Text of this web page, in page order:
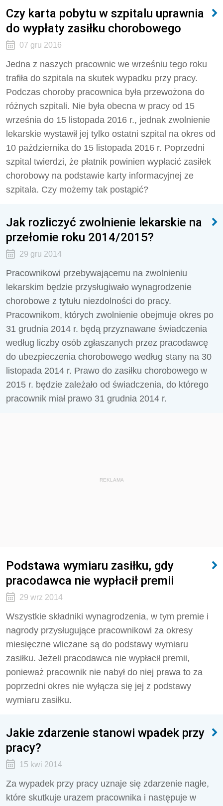
Czy karta pobytu w szpitalu uprawnia
do wypłaty zasiłku chorobowego
07 gru 2016
Jedna z naszych pracownic we wrześniu tego roku
trafiła do szpitala na skutek wypadku przy pracy.
Podczas choroby pracownica była przewożona do
różnych szpitali. Nie była obecna w pracy od 15
września do 15 listopada 2016 r., jednak zwolnienie
lekarskie wystawił jej tylko ostatni szpital na okres od
10 października do 15 listopada 2016 r. Poprzedni
szpital twierdzi, że płatnik powinien wypłacić zasiłek
chorobowy na podstawie karty informacyjnej ze
szpitala. Czy możemy tak postąpić?
Jak rozliczyć zwolnienie lekarskie na
przełomie roku 2014/2015?
29 gru 2014
Pracownikowi przebywającemu na zwolnieniu
lekarskim będzie przysługiwało wynagrodzenie
chorobowe z tytułu niezdolności do pracy.
Pracownikom, których zwolnienie obejmuje okres po
31 grudnia 2014 r. będą przyznawane świadczenia
według liczby osób zgłaszanych przez pracodawcę
do ubezpieczenia chorobowego według stany na 30
listopada 2014 r. Prawo do zasiłku chorobowego w
2015 r. będzie zależało od świadczenia, do którego
pracownik miał prawo 31 grudnia 2014 r.
REKLAMA
Podstawa wymiaru zasiłku, gdy
pracodawca nie wypłacił premii
29 wrz 2014
Wszystkie składniki wynagrodzenia, w tym premie i
nagrody przysługujące pracownikowi za okresy
miesięczne wliczane są do podstawy wymiaru
zasiłku. Jeżeli pracodawca nie wypłacił premii,
ponieważ pracownik nie nabył do niej prawa to za
poprzedni okres nie wyłącza się jej z podstawy
wymiaru zasiłku.
Jakie zdarzenie stanowi wpadek przy
pracy?
15 kwi 2014
Za wypadek przy pracy uznaje się zdarzenie nagłe,
które skutkuje urazem pracownika i następuje w